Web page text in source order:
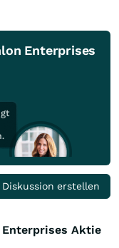
Enterprises
Diskussion erstellen
Enterprises Aktie